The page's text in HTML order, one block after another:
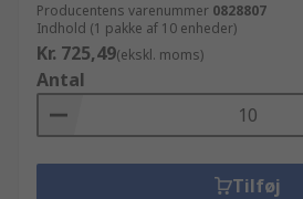
Producentens varenummer 0828807
Indhold (1 pakke af 10 enheder)
Kr. 725,49(ekskl. moms)
Antal
Tilføj